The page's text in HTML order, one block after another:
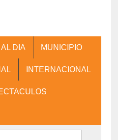
DIA MUNICIPIO
INTERNACIONAL